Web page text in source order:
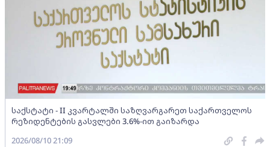
საქსტატი - II კვარტალში საზღვარგარეთ საქართველოს
რეზიდენტების გასვლები 3.6%-ით გაიზარდა
2026/08/10 21:09